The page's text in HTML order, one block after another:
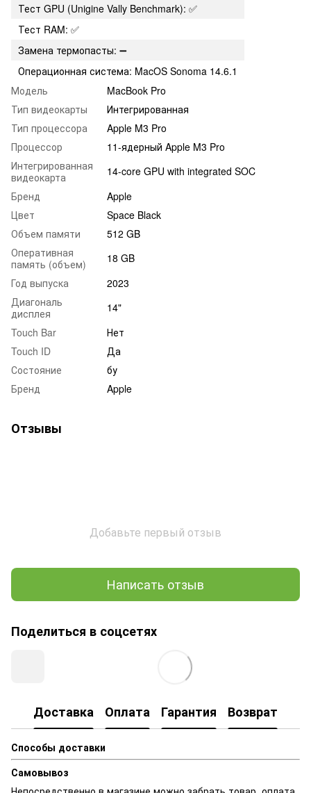
Тест GPU (Unigine Vally Benchmark): ✅
Тест RAM: ✅
Замена термопасты: ➖
Операционная система: MacOS Sonoma 14.6.1
Модель
MacBook Pro
Тип видеокарты
Интегрированная
Тип процессора
Apple M3 Pro
Процессор
11-ядерный Apple M3 Pro
Интегрированная
видеокарта
14-core GPU with integrated SOC
Бренд
Apple
Цвет
Space Black
Объем памяти
512 GB
Оперативная
память (объем)
18 GB
Год выпуска
2023
Диагональ
дисплея
14"
Touch Bar
Нет
Touch ID
Да
Состояние
бу
Бренд
Apple
Отзывы
Добавьте первый отзыв
Написать отзыв
Поделиться в соцсетях
Доставка Оплата Гарантия Возврат
Способы доставки
Самовывоз